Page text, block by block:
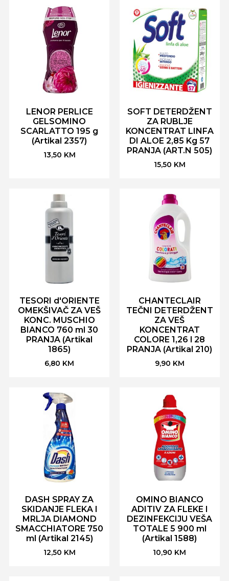
LENOR PERLICE
GELSOMINO
SCARLATTO 195 g
(Artikal 2357)
13,50 KM
SOFT DETERDŽENT
ZA RUBLJE
KONCENTRAT LINFA
DI ALOE 2,85 Kg 57
PRANJA (ART.N 505)
15,50 KM
TESORI d'ORIENTE
OMEKŠIVAČ ZA VEŠ
KONC. MUSCHIO
BIANCO 760 ml 30
PRANJA (Artikal
1865)
6,80 KM
CHANTECLAIR
TEČNI DETERDŽENT
ZA VEŠ
KONCENTRAT
COLORE 1,26 l 28
PRANJA (Artikal 210)
9,90 KM
DASH SPRAY ZA
SKIDANJE FLEKA I
MRLJA DIAMOND
SMACCHIATORE 750
ml (Artikal 2145)
12,50 KM
OMINO BIANCO
ADITIV ZA FLEKE I
DEZINFEKCIJU VEŠA
TOTALE 5 900 ml
(Artikal 1588)
10,90 KM